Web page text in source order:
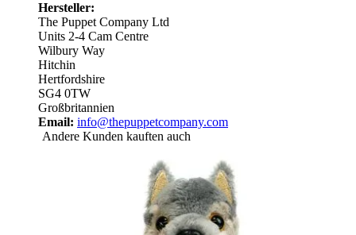
Hersteller:
The Puppet Company Ltd
Units 2-4 Cam Centre
Wilbury Way
Hitchin
Hertfordshire
SG4 0TW
Großbritannien
Email: info@thepuppetcompany.com
Andere Kunden kauften auch